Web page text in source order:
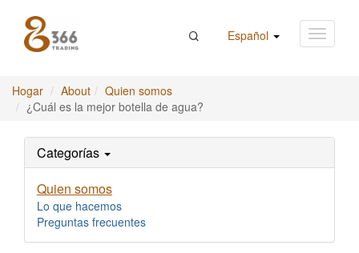
Español
Hogar About
Quien somos
¿Cuál es la mejor botella de agua?
Categorías
Quien somos
Lo que hacemos
Preguntas frecuentes